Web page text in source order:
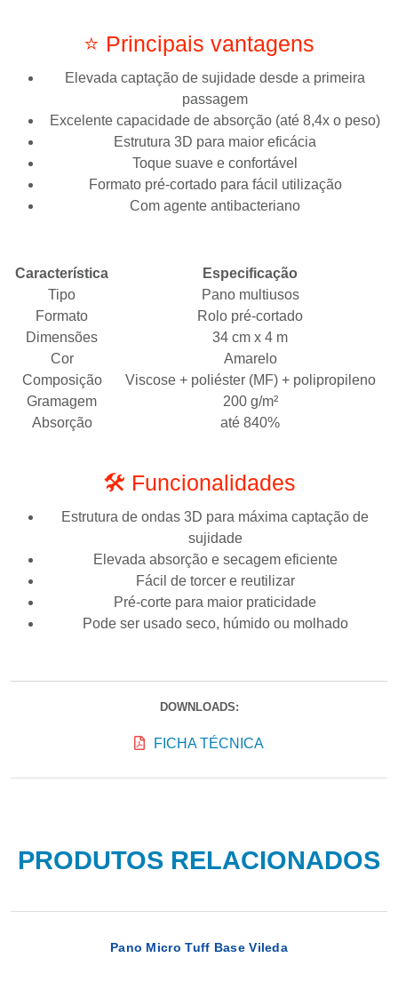
⭐ Principais vantagens
Elevada captação de sujidade desde a primeira
passagem
Excelente capacidade de absorção (até 8,4x o peso)
Estrutura 3D para maior eficácia
Toque suave e confortável
Formato pré-cortado para fácil utilização
Com agente antibacteriano
Característica
Especificação
Tipo
Pano multiusos
Formato
Rolo pré-cortado
Dimensões
34 cm x 4 m
Cor
Amarelo
Composição
Viscose + poliéster (MF) + polipropileno
Gramagem
200 g/m²
Absorção
até 840%
🛠️ Funcionalidades
Estrutura de ondas 3D para máxima captação de
sujidade
Elevada absorção e secagem eficiente
Fácil de torcer e reutilizar
Pré-corte para maior praticidade
Pode ser usado seco, húmido ou molhado
DOWNLOADS:
FICHA TÉCNICA
PRODUTOS RELACIONADOS
Pano Micro Tuff Base Vileda